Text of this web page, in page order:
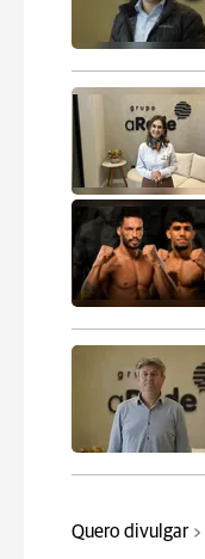
Quero divulgar